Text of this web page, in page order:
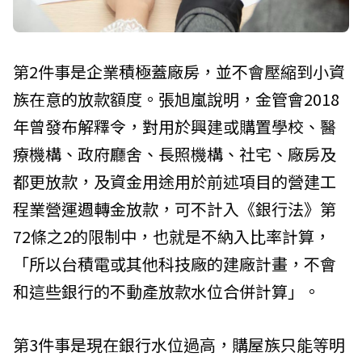
第2件事是企業積極蓋廠房，並不會壓縮到小資
族在意的放款額度。張旭嵐說明，金管會2018
年曾發布解釋令，對用於興建或購置學校、醫
療機構、政府廳舍、長照機構、社宅、廠房及
都更放款，及資金用途用於前述項目的營建工
程業營運週轉金放款，可不計入《銀行法》第
72條之2的限制中，也就是不納入比率計算，
「所以台積電或其他科技廠的建廠計畫，不會
和這些銀行的不動產放款水位合併計算」。
第3件事是現在銀行水位過高，購屋族只能等明